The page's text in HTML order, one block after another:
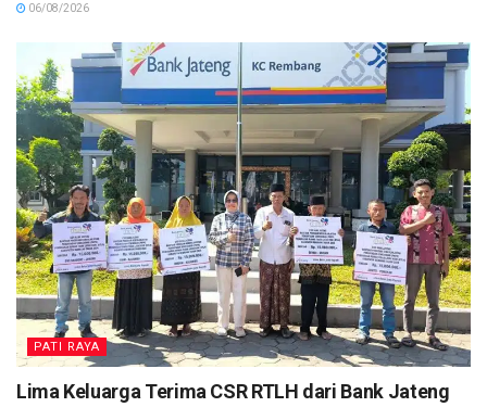
06/08/2026
PATI RAYA
Lima Keluarga Terima CSR RTLH dari Bank Jateng